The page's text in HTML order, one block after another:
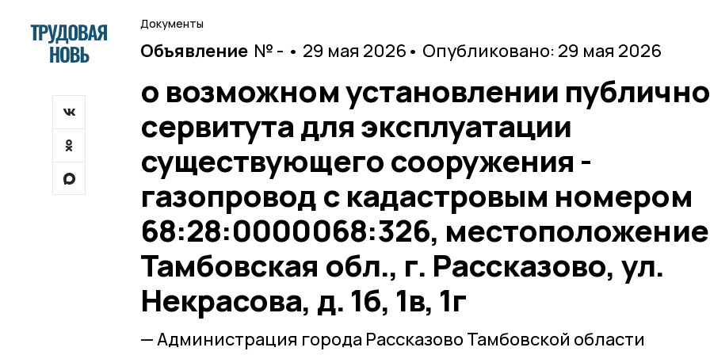
Документы
Объявление № - • 29 мая 2026 • Опубликовано: 29 мая 2026
о возможном установлении
сервитута для эксплуатации
существующего сооружения -
газопровод с кадастровым номером
68:28:0000068:326,
Тамбовская обл., г. Рассказово, ул.
Некрасова, д. 1б, 1в, 1г
— Администрация города Рассказово Тамбовской области